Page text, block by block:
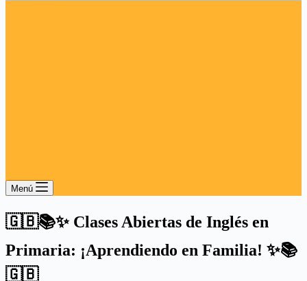
Menú
🇬🇧📚✨ Clases Abiertas de Inglés en
Primaria: ¡Aprendiendo en Familia! ✨📚
🇬🇧